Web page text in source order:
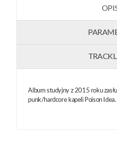
Album studyjny z 2015 roku
punk/hardcore kapeli Poison Idea.